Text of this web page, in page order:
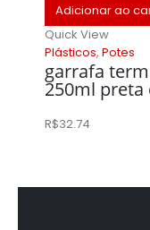
Adicionar ao
Quick View
Plásticos, Potes
garrafa
250ml preta
R$32.74